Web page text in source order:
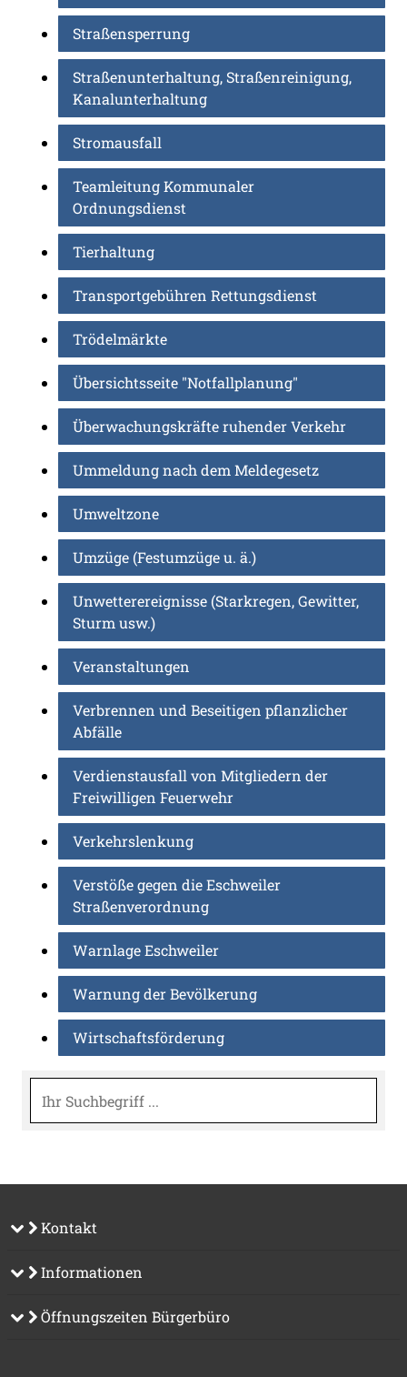
Straßensperrung
Straßenunterhaltung, Straßenreinigung,
Kanalunterhaltung
Stromausfall
Teamleitung Kommunaler
Ordnungsdienst
Tierhaltung
Transportgebühren Rettungsdienst
Trödelmärkte
Übersichtsseite "Notfallplanung"
Überwachungskräfte ruhender Verkehr
Ummeldung nach dem Meldegesetz
Umweltzone
Umzüge (Festumzüge u. ä.)
Unwetterereignisse (Starkregen, Gewitter,
Sturm usw.)
Veranstaltungen
Verbrennen und Beseitigen pflanzlicher
Abfälle
Verdienstausfall von Mitgliedern der
Freiwilligen Feuerwehr
Verkehrslenkung
Verstöße gegen die Eschweiler
Straßenverordnung
Warnlage Eschweiler
Warnung der Bevölkerung
Wirtschaftsförderung
Suche
Kontakt
Informationen
Öffnungszeiten Bürgerbüro